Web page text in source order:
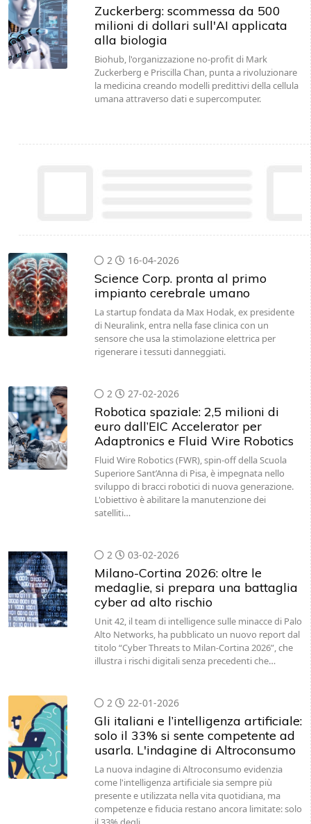
Zuckerberg: scommessa da 500
milioni di dollari sull'AI applicata
alla biologia
Biohub, l'organizzazione no-profit di Mark
Zuckerberg e Priscilla Chan, punta a rivoluzionare
la medicina creando modelli predittivi della cellula
umana attraverso dati e supercomputer.
2 16-04-2026
Science Corp. pronta al primo
impianto cerebrale umano
La startup fondata da Max Hodak, ex presidente
di Neuralink, entra nella fase clinica con un
sensore che usa la stimolazione elettrica per
rigenerare i tessuti danneggiati.
2 27-02-2026
Robotica spaziale: 2,5 milioni di
euro dall’EIC Accelerator per
Adaptronics e Fluid Wire Robotics
Fluid Wire Robotics (FWR), spin-off della Scuola
Superiore Sant’Anna di Pisa, è impegnata nello
sviluppo di bracci robotici di nuova generazione.
L'obiettivo è abilitare la manutenzione dei
satelliti…
2 03-02-2026
Milano-Cortina 2026: oltre le
medaglie, si prepara una battaglia
cyber ad alto rischio
Unit 42, il team di intelligence sulle minacce di Palo
Alto Networks, ha pubblicato un nuovo report dal
titolo “Cyber Threats to Milan-Cortina 2026”, che
illustra i rischi digitali senza precedenti che…
2 22-01-2026
Gli italiani e l’intelligenza artificiale:
solo il 33% si sente competente ad
usarla. L'indagine di Altroconsumo
La nuova indagine di Altroconsumo evidenzia
come l'intelligenza artificiale sia sempre più
presente e utilizzata nella vita quotidiana, ma
competenze e fiducia restano ancora limitate: solo